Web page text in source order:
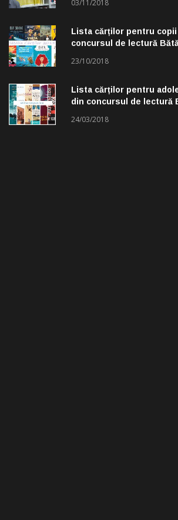
03/11/2018
Lista cărților pentru copii
concursul de lectură
23/10/2018
Lista cărților pentru
din concursul de lectură
24/03/2018